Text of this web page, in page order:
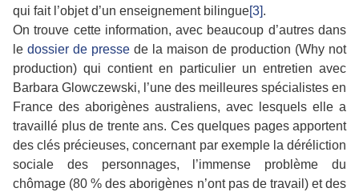
qui fait l’objet d’un enseignement bilingue[3].
On trouve cette information, avec beaucoup d’autres dans
le dossier de presse de la maison de production (Why not
production) qui contient en particulier un entretien avec
Barbara Glowczewski, l’une des meilleures spécialistes en
France des aborigènes australiens, avec lesquels elle a
travaillé plus de trente ans. Ces quelques pages apportent
des clés précieuses, concernant par exemple la déréliction
sociale des personnages, l’immense problème du
chômage (80 % des aborigènes n’ont pas de travail) et des